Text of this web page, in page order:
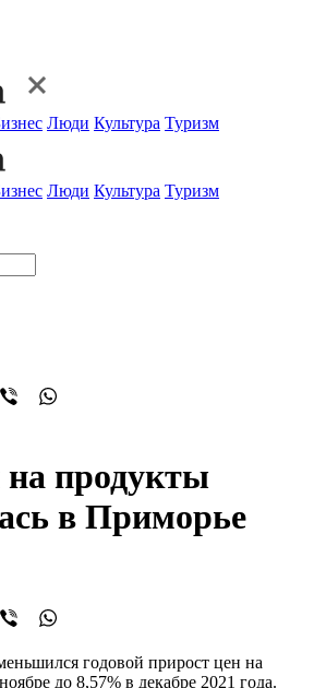
Люди Культура Туризм
Люди Культура Туризм
продукты
в Приморье
годовой прирост цен на
до 8,57% в декабре 2021 года.